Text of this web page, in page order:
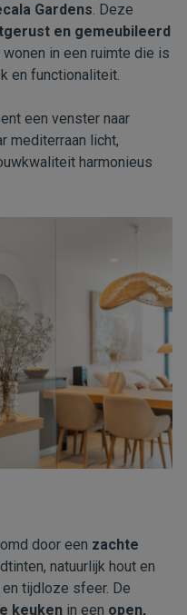
Gardens. Deze
en gemeubileerd
in een ruimte die is
en functionaliteit.
een venster naar
mediterraan licht,
harmonieus
door een zachte
natuurlijk hout en
tijdloze sfeer. De
keuken in een open,